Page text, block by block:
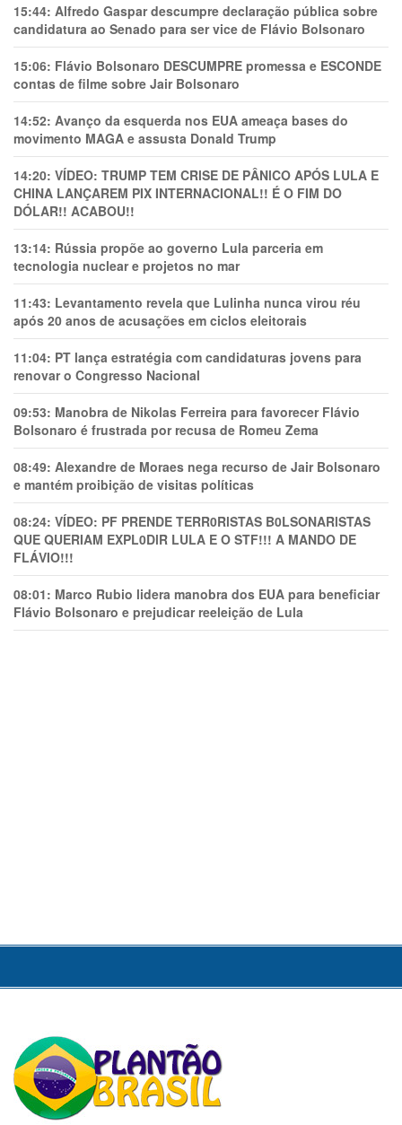
15:44: Alfredo Gaspar descumpre declaração pública sobre
candidatura ao Senado para ser vice de Flávio Bolsonaro
15:06: Flávio Bolsonaro DESCUMPRE promessa e ESCONDE
contas de filme sobre Jair Bolsonaro
14:52: Avanço da esquerda nos EUA ameaça bases do
movimento MAGA e assusta Donald Trump
14:20: VÍDEO: TRUMP TEM CRlSE DE PÂNlCO APÓS LULA E
CHINA LANÇAREM PIX INTERNACIONAL!! É O FIM DO
DÓLAR!! ACABOU!!
13:14: Rússia propõe ao governo Lula parceria em
tecnologia nuclear e projetos no mar
11:43: Levantamento revela que Lulinha nunca virou réu
após 20 anos de acusações em ciclos eleitorais
11:04: PT lança estratégia com candidaturas jovens para
renovar o Congresso Nacional
09:53: Manobra de Nikolas Ferreira para favorecer Flávio
Bolsonaro é frustrada por recusa de Romeu Zema
08:49: Alexandre de Moraes nega recurso de Jair Bolsonaro
e mantém proibição de visitas políticas
08:24: VÍDEO: PF PRENDE TERR0RlSTAS B0LSONARlSTAS
QUE QUERIAM EXPL0DlR LULA E O STF!!! A MANDO DE
FLÁVIO!!!
08:01: Marco Rubio lidera manobra dos EUA para beneficiar
Flávio Bolsonaro e prejudicar reeleição de Lula